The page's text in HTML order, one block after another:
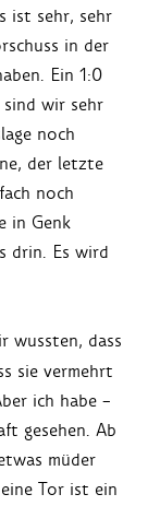
ist sehr, sehr
in der
Ein 1:0
wir sehr
noch
der letzte
noch
in Genk
drin. Es wird
wussten, dass
sie vermehrt
ich habe –
gesehen. Ab
müder
Tor ist ein